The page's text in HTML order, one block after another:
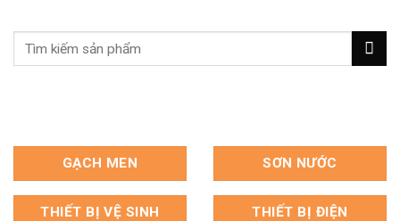
Tìm
kiếm:
GẠCH MEN
THIẾT BỊ VỆ SINH
SƠN NƯỚC
THIẾT BỊ ĐIỆN